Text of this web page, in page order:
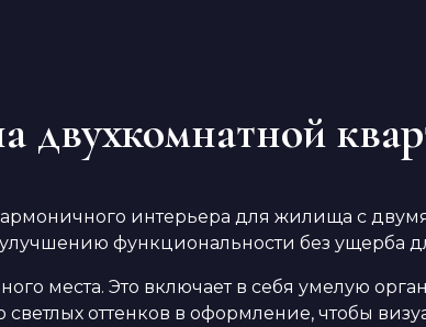
интерьера для жилища с
функциональности без ущерба
места. Это включает в себя умелую
оттенков в оформление, чтобы